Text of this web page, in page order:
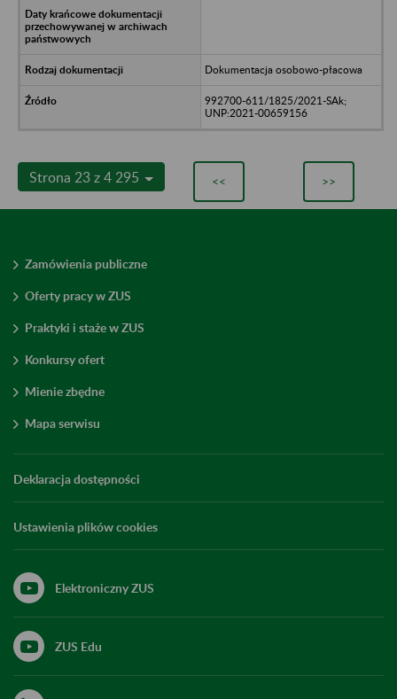
Dokumentacja osobowo-płacowa
992700-611/1825/2021-SAk;
UNP:2021-00659156
Strona 23 z 4 295 << >>
Zamówienia publiczne
Oferty pracy w ZUS
Praktyki i staże w ZUS
Konkursy ofert
Mienie zbędne
Mapa serwisu
Deklaracja dostępności
Ustawienia plików cookies
Elektroniczny ZUS
ZUS Edu